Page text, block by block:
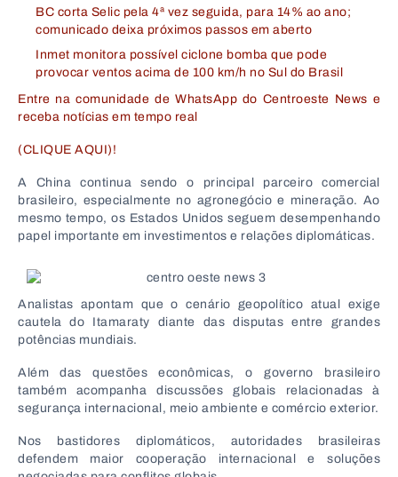
BC corta Selic pela 4ª vez seguida, para 14% ao ano;
comunicado deixa próximos passos em aberto
Inmet monitora possível ciclone bomba que pode
provocar ventos acima de 100 km/h no Sul do Brasil
Entre na comunidade de WhatsApp do Centroeste News e
receba notícias em tempo real
(CLIQUE AQUI)!
A China continua sendo o principal parceiro comercial
brasileiro, especialmente no agronegócio e mineração. Ao
mesmo tempo, os Estados Unidos seguem desempenhando
papel importante em investimentos e relações diplomáticas.
Analistas apontam que o cenário geopolítico atual exige
cautela do Itamaraty diante das disputas entre grandes
potências mundiais.
Além das questões econômicas, o governo brasileiro
também acompanha discussões globais relacionadas à
segurança internacional, meio ambiente e comércio exterior.
Nos bastidores diplomáticos, autoridades brasileiras
defendem maior cooperação internacional e soluções